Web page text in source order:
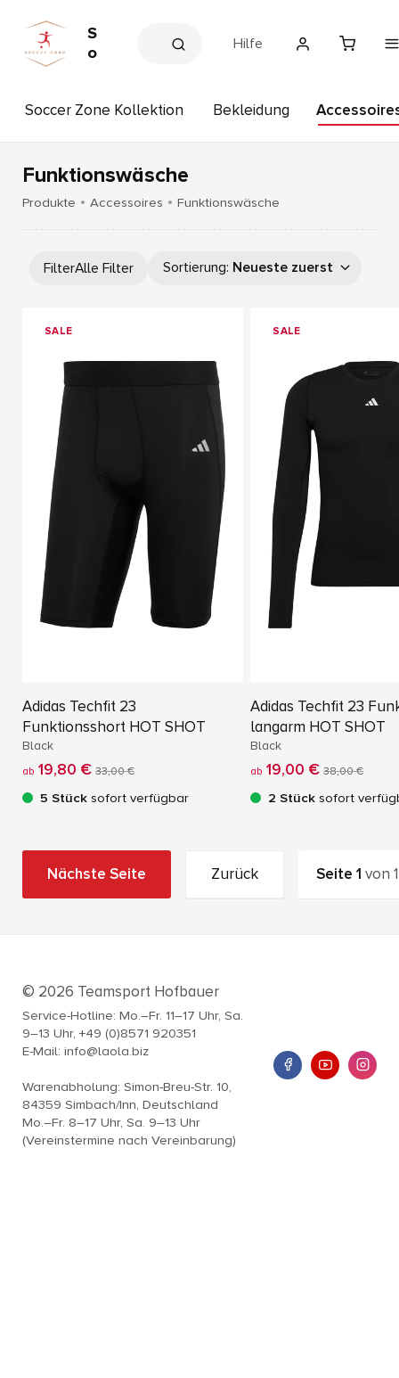
S
o
e
o
e
Hilfe
Soccer Zone Kollektion Bekleidung
Funktionswäsche
Produkte Accessoires Funktionswäsche
FilterAlle Filter Sortierung: Neueste zuerst
SALE
Adidas Techfit 23
Funktionsshort HOT SHOT
Black
ab 19,80 € 33,00 €
5 Stück sofort verfügbar
SALE
Adidas Techfit 23
langarm HOT SHOT
Black
ab 19,00 € 38,00 €
2 Stück sofort
Nächste Seite Zurück Seite1 von1
© 2026 Teamsport Hofbauer
Service-Hotline: Mo.–Fr. 11–17 Uhr, Sa.
9–13 Uhr, +49 (0)8571 920351
E-Mail: info@laola.biz
Warenabholung: Simon-Breu-Str. 10,
84359 Simbach/Inn, Deutschland
Mo.–Fr. 8–17 Uhr, Sa. 9–13 Uhr
(Vereinstermine nach Vereinbarung)